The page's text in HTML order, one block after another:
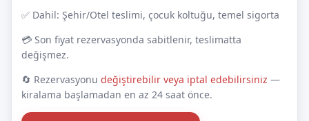
✅ Dahil: Şehir/Otel teslimi, çocuk koltuğu, temel sigorta
💳 Son fiyat rezervasyonda sabitlenir, teslimatta
değişmez.
🔄 Rezervasyonu değiştirebilir veya iptal edebilirsiniz —
kiralama başlamadan en az 24 saat önce.